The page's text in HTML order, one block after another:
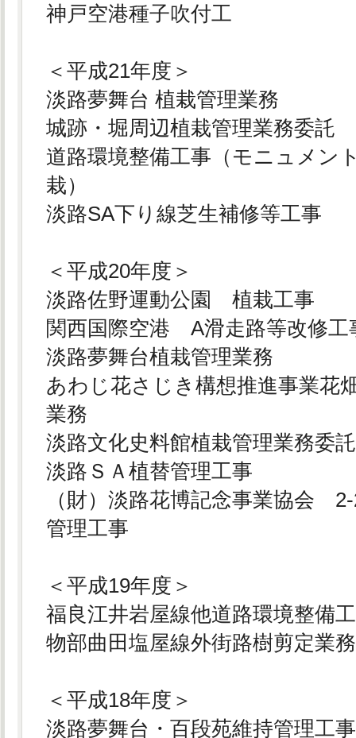
神戸空港種子吹付工
＜平成21年度＞
淡路夢舞台 植栽管理業務
城跡・堀周辺植栽管理業務委託
道路環境整備工事（モニュメン
栽）
淡路SA下り線芝生補修等工事
＜平成20年度＞
淡路佐野運動公園 植栽工事
関西国際空港 A滑走路等改修工
淡路夢舞台植栽管理業務
あわじ花さじき構想推進事業花
業務
淡路文化史料館植栽管理業務委託
淡路ＳＡ植替管理工事
（財）淡路花博記念事業協会
管理工事
＜平成19年度＞
福良江井岩屋線他道路環境整備
物部曲田塩屋線外街路樹剪定業
＜平成18年度＞
淡路夢舞台・百段苑維持管理工事